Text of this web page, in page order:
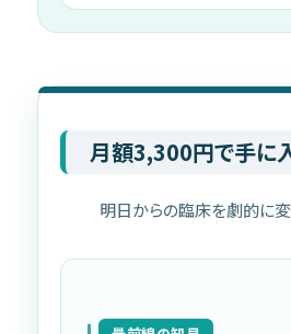
月額3,300円で手に
明日からの臨床を劇的に